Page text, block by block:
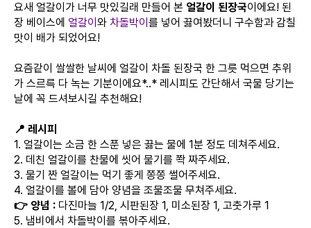
요새 얼갈이가 너무 맛있길래 만들어 본 얼갈이 된장국이에요! 된
장 베이스에 얼갈이 와 차돌박이 를 넣어 끓여봤더니 구수함과 감칠
맛이 배가 되었어요!
요즘같이 쌀쌀한 날씨에 얼갈이 차돌 된장국 한 그릇 먹으면 추위
가 스르륵 다 녹는 기분이에요*..* 레시피도 간단해서 국물 당기는
날에 꼭 드셔보시길 추천해요!
📍 레시피
1. 얼갈이는 소금 한 스푼 넣은 끓는 물에 1분 정도 데쳐주세요.
2. 데친 얼갈이를 찬물에 씻어 물기를 쫙 짜주세요.
3. 물기 짠 얼갈이는 먹기 좋게 쫑쫑 썰어주세요.
4. 얼갈이를 볼에 담아 양념을 조물조물 무쳐주세요.
👉 양념 : 다진마늘 1/2, 시판된장 1, 미소된장 1, 고춧가루 1
5. 냄비에서 차돌박이를 볶아주세요.